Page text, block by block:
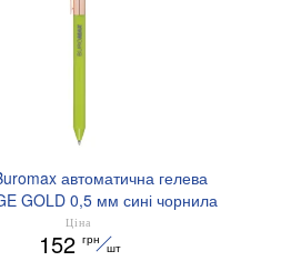
автоматична гелева
GOLD 0,5 мм сині чорнила
BM.83101
Ціна
152 грн
шт